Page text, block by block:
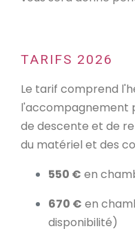
TARIFS 2026
Le tarif comprend
l'accompagnement
de descente et de
du matériel et des
550 € en
670 € en
disponibilité)